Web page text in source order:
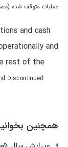
عملیات متوقف شده (مصوب
and cash
and
rest of the
Discontinued
همچنین بخوانید: